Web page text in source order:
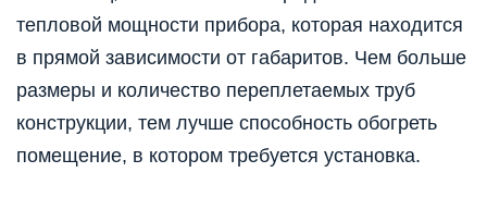
тепловой мощности прибора, которая находится
в прямой зависимости от габаритов. Чем больше
размеры и количество переплетаемых труб
конструкции, тем лучше способность обогреть
помещение, в котором требуется установка.